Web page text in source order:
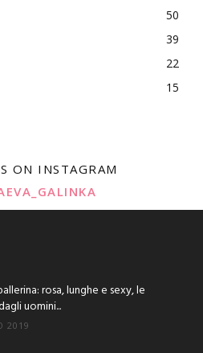
50
39
22
15
ON INSTAGRAM
rosa, lunghe e sexy, le
uomini...
2019